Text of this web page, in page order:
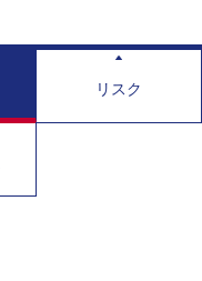
リスク